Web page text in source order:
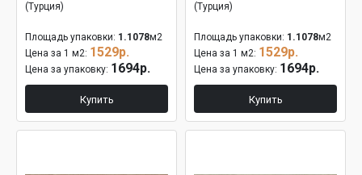
(Турция)
Площадь упаковки: 1.1078м2
Цена за 1 м2: 1529р.
Цена за упаковку: 1694р.
Купить
(Турция)
Площадь упаковки: 1.1078м2
Цена за 1 м2: 1529р.
Цена за упаковку: 1694р.
Купить